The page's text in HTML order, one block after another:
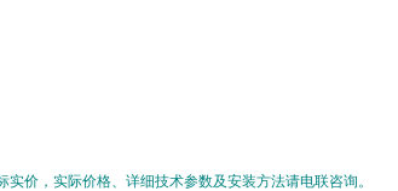
实价，实际价格、详细技术参数及安装方法请电联咨询。